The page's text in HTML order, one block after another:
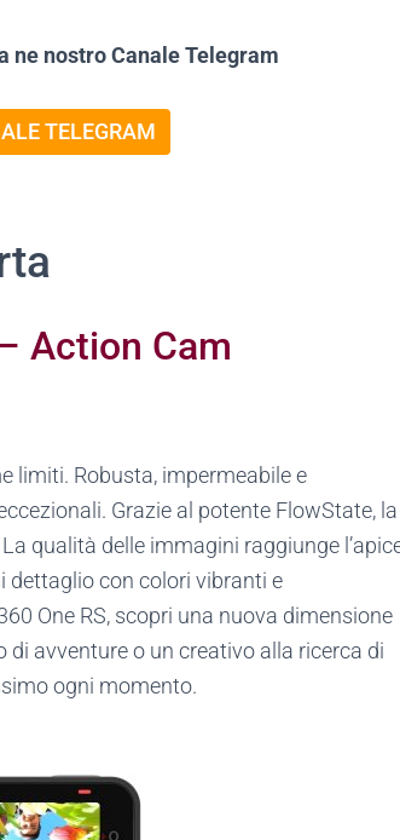
ne nostro Canale Telegram
TELEGRAM
Action Cam
limiti. Robusta, impermeabile e
Grazie al potente FlowState, la
qualità delle immagini raggiunge
dettaglio con colori vibranti e
One RS, scopri una nuova dimensione
avventure o un creativo alla ricerca di
ogni momento.